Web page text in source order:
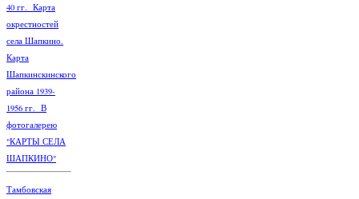
40 гг. Карта
окрестностей
села Шапкино.
Карта
Шапкинскинского
района 1939-
1956 гг. В
фотогалерею
"КАРТЫ СЕЛА
ШАПКИНО"
Тамбовская